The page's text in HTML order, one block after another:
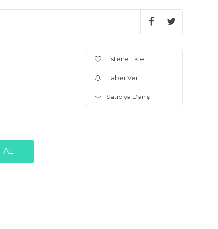
Listene Ekle
Haber Ver
Satıcıya Danış